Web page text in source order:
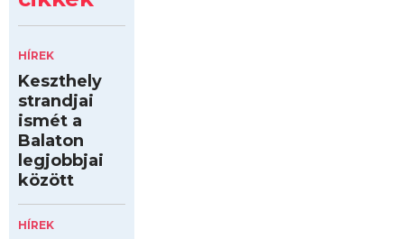
HÍREK
Keszthely
strandjai
ismét a
Balaton
legjobbjai
között
HÍREK